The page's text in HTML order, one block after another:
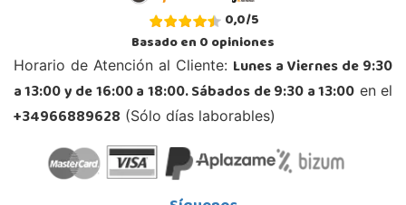
Juguetilandia Jerez de la Frontera
Avenida de Europa, 13
11405, Jerez de la Frontera
956 317 910
Localizar Tienda
0,0/5
Basado en0opiniones
Horario de Atención al Cliente: Lunes a Viernes de 9:30
a 13:00 y de 16:00 a 18:00. Sábados de 9:30 a 13:00 en el
+34966889628 (Sólo días laborables)